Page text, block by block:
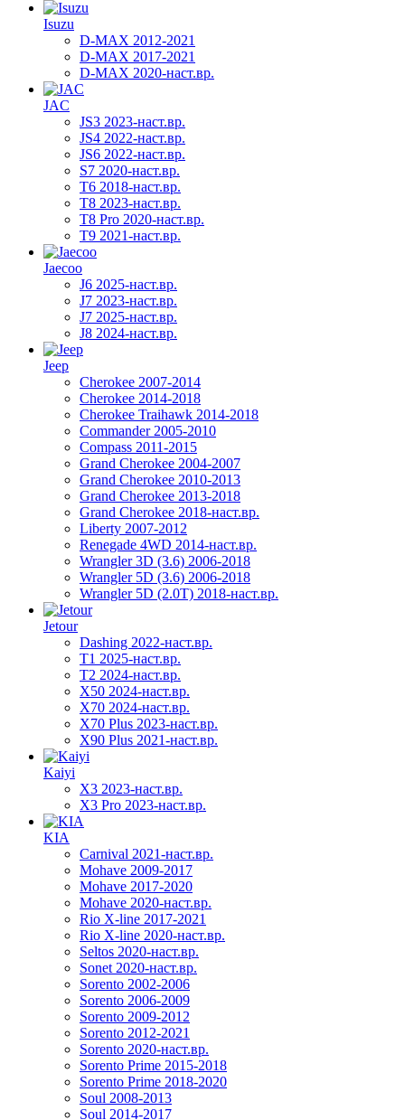
Isuzu
D-MAX 2012-2021
D-MAX 2017-2021
D-MAX 2020-наст.вр.
JAC
JS3 2023-наст.вр.
JS4 2022-наст.вр.
JS6 2022-наст.вр.
S7 2020-наст.вр.
T6 2018-наст.вр.
T8 2023-наст.вр.
T8 Pro 2020-наст.вр.
T9 2021-наст.вр.
Jaecoo
J6 2025-наст.вр.
J7 2023-наст.вр.
J7 2025-наст.вр.
J8 2024-наст.вр.
Jeep
Cherokee 2007-2014
Cherokee 2014-2018
Cherokee Traihawk 2014-2018
Commander 2005-2010
Compass 2011-2015
Grand Cherokee 2004-2007
Grand Cherokee 2010-2013
Grand Cherokee 2013-2018
Grand Cherokee 2018-наст.вр.
Liberty 2007-2012
Renegade 4WD 2014-наст.вр.
Wrangler 3D (3.6) 2006-2018
Wrangler 5D (3.6) 2006-2018
Wrangler 5D (2.0T) 2018-наст.вр.
Jetour
Dashing 2022-наст.вр.
T1 2025-наст.вр.
T2 2024-наст.вр.
X50 2024-наст.вр.
X70 2024-наст.вр.
X70 Plus 2023-наст.вр.
X90 Plus 2021-наст.вр.
Kaiyi
X3 2023-наст.вр.
X3 Pro 2023-наст.вр.
KIA
Carnival 2021-наст.вр.
Mohave 2009-2017
Mohave 2017-2020
Mohave 2020-наст.вр.
Rio X-line 2017-2021
Rio X-line 2020-наст.вр.
Seltos 2020-наст.вр.
Sonet 2020-наст.вр.
Sorento 2002-2006
Sorento 2006-2009
Sorento 2009-2012
Sorento 2012-2021
Sorento 2020-наст.вр.
Sorento Prime 2015-2018
Sorento Prime 2018-2020
Soul 2008-2013
Soul 2014-2017